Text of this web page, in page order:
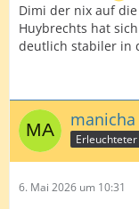
Dimi der nix auf
Huybrechts hat
deutlich stabiler in
manicha
Erleuchteter
6. Mai 2026 um 10:31